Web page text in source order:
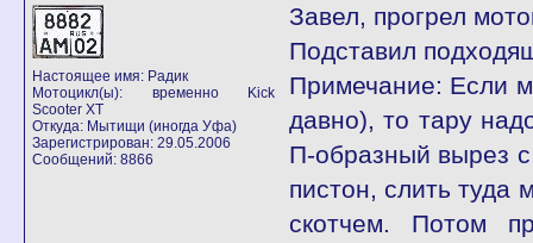
Настоящее имя: Радик
Мотоцикл(ы): временно Kick
Scooter XT
Откуда: Мытищи (иногда Уфа)
Зарегистрирован: 29.05.2006
Сообщений: 8866
Завел, прогрел
Подставил
Примечание: Если
давно), то тару
П-образный вырез
пистон, слить туда
скотчем. Потом